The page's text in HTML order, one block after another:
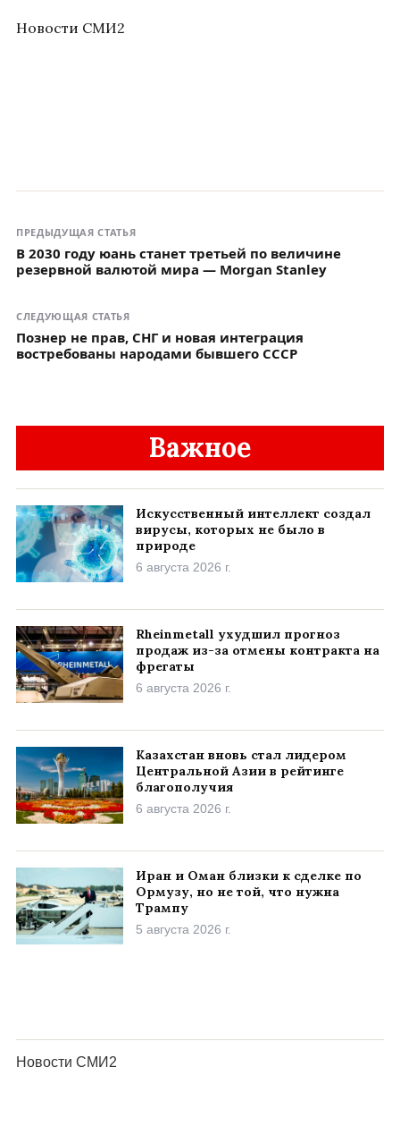
Новости СМИ2
ПРЕДЫДУЩАЯ СТАТЬЯ
В 2030 году юань станет третьей по величине
резервной валютой мира — Morgan Stanley
СЛЕДУЮЩАЯ СТАТЬЯ
Познер не прав, СНГ и новая интеграция
востребованы народами бывшего СССР
Важное
Искусственный интеллект создал
вирусы, которых не было в
природе
6 августа 2026 г.
Rheinmetall ухудшил прогноз
продаж из-за отмены контракта на
фрегаты
6 августа 2026 г.
Казахстан вновь стал лидером
Центральной Азии в рейтинге
благополучия
6 августа 2026 г.
Иран и Оман близки к сделке по
Ормузу, но не той, что нужна
Трампу
5 августа 2026 г.